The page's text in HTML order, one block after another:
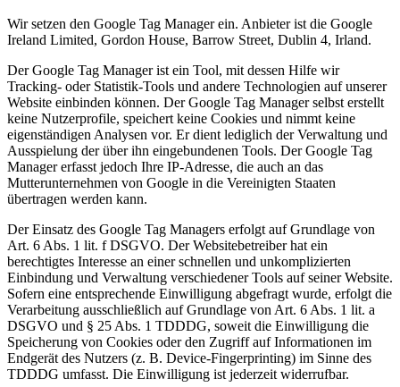
Wir setzen den Google Tag Manager ein. Anbieter ist die Google
Ireland Limited, Gordon House, Barrow Street, Dublin 4, Irland.
Der Google Tag Manager ist ein Tool, mit dessen Hilfe wir
Tracking- oder Statistik-Tools und andere Technologien auf unserer
Website einbinden können. Der Google Tag Manager selbst erstellt
keine Nutzerprofile, speichert keine Cookies und nimmt keine
eigenständigen Analysen vor. Er dient lediglich der Verwaltung und
Ausspielung der über ihn eingebundenen Tools. Der Google Tag
Manager erfasst jedoch Ihre IP-Adresse, die auch an das
Mutterunternehmen von Google in die Vereinigten Staaten
übertragen werden kann.
Der Einsatz des Google Tag Managers erfolgt auf Grundlage von
Art. 6 Abs. 1 lit. f DSGVO. Der Websitebetreiber hat ein
berechtigtes Interesse an einer schnellen und unkomplizierten
Einbindung und Verwaltung verschiedener Tools auf seiner Website.
Sofern eine entsprechende Einwilligung abgefragt wurde, erfolgt die
Verarbeitung ausschließlich auf Grundlage von Art. 6 Abs. 1 lit. a
DSGVO und § 25 Abs. 1 TDDDG, soweit die Einwilligung die
Speicherung von Cookies oder den Zugriff auf Informationen im
Endgerät des Nutzers (z. B. Device-Fingerprinting) im Sinne des
TDDDG umfasst. Die Einwilligung ist jederzeit widerrufbar.